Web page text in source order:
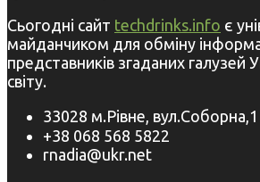
Сьогодні сайт techdrinks.info є
майданчиком для обміну
представників згаданих галузей
світу.
33028 м.Рівне,
+38 068 568 5822
rnadia@ukr.net